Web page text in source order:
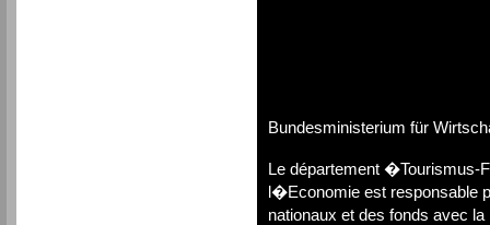
Bundesministerium für
Le département �Tourismus-
l�Economie est responsable
nationaux et des fonds avec